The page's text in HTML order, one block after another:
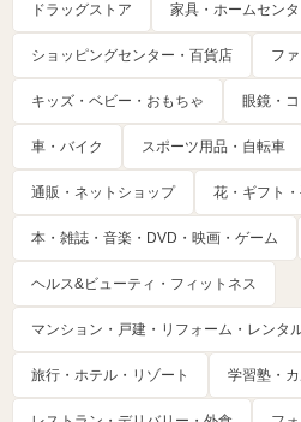
ドラッグストア 家具・ホームセン
ショッピングセンター・百貨店 フ
キッズ・ベビー・おもちゃ 眼鏡・
車・バイク スポーツ用品・自転車
通販・ネットショップ 花・ギフト
本・雑誌・音楽・DVD・映画・ゲーム
ヘルス&ビューティ・フィットネス
マンション・戸建・リフォーム・レンタ
旅行・ホテル・リゾート 学習塾・